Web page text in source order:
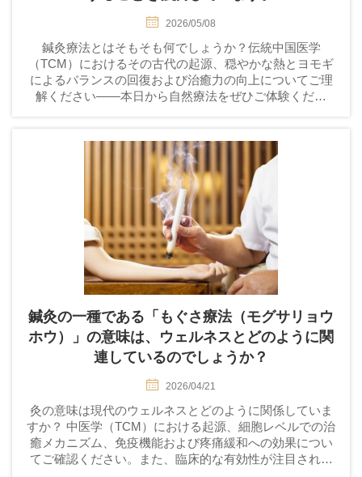
2026/05/08
鍼灸療法とはそもそも何でしょうか？伝統中国医学
（TCM）におけるその古代の起源、穏やかな熱とヨモギ
によるバランスの回復および治癒力の向上についてご理
解ください——本日から自然療法をぜひご体験くださ
鍼灸の一種である「もぐさ療法（モグサリョウ
ホウ）」の意味は、ウェルネスとどのように関
連しているのでしょうか？
2026/04/21
灸の意味は現代のウェルネスとどのように関係していま
すか？ 中医学（TCM）における起源、細胞レベルでの治
癒メカニズム、免疫機能および疼痛緩和への効果につい
てご確認ください。また、臨床的な有効性が注目される